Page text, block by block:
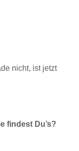
nicht, ist jetzt
findest Du’s?